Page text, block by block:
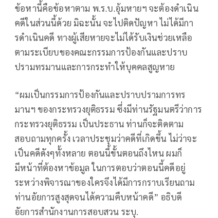
ข้อหานี้คือข้อหาตาม พ.ร.บ.อุ้มหายฯ จะต้องดําเนิน
คดีในส่วนนี้ด้วย มิฉะนั้น จะไปติดปัญหา ไม่ได้มีกา
รดําเนินคดี ทางผู้เสียหายจะไม่ได้รับเงินช่วยเหลือ
ตามระเบียบของคณะกรรมการป้องกันและปราบ
ปรามทรมานและการกระทําให้บุคคลสูญหาย
“ผมเป็นกรรมการป้องกันและปราบปรามการทร
มานฯ ของกระทรวงยุติธรรม ซึ่งมีท่านรัฐมนตรีว่าการ
กระทรวงยุติธรรม เป็นประธาน ท่านก็จะติดตาม
สอบถามทุกครั้ง เวลาประชุมว่าคดีที่เกิดขึ้น ไม่ว่าจะ
เป็นคดีดังๆทั้งหลาย ตอนนี้ขั้นตอนถึงไหน ผมก็
มีหน้าที่ต้องหาข้อมูล ในการตอบว่าตอนนี้คดีอยู่
ระหว่างพิจารณาของใครจึงได้มีการกราบเรียนถาม
ท่านอัยการสูงสุดจนได้ความคืบหน้าคดี” อธิบดี
อัยการสำนักงานการสอบสวน ระบุ.